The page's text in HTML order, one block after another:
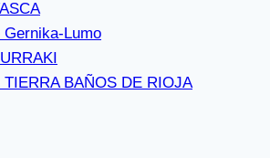
Lumo
BAÑOS DE RIOJA